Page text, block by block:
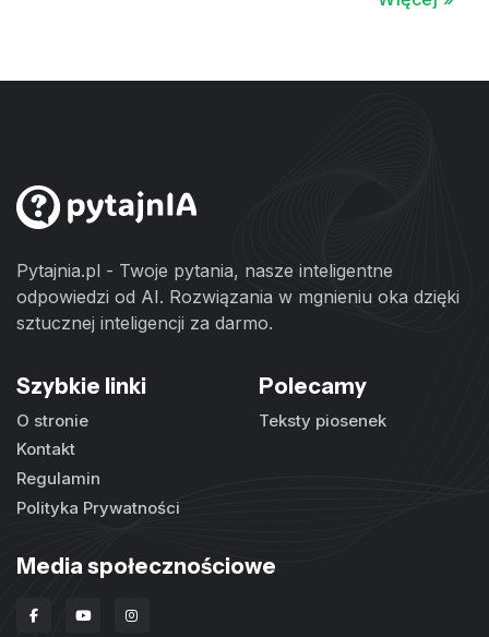
Pytajnia.pl - Twoje pytania, nasze inteligentne
odpowiedzi od AI. Rozwiązania w mgnieniu oka dzięki
sztucznej inteligencji za darmo.
Szybkie linki
O stronie
Kontakt
Regulamin
Polityka Prywatności
Polecamy
Teksty piosenek
Media społecznościowe